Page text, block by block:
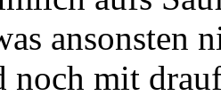
noch mit